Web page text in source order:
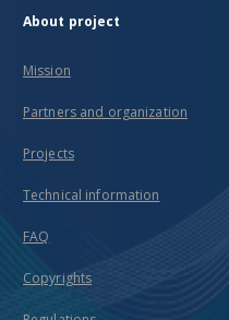
About project
Mission
Partners and organization
Projects
Technical information
FAQ
Copyrights